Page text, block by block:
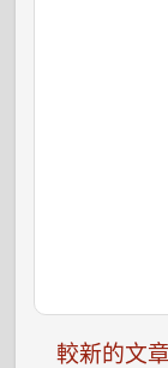
較新的文章